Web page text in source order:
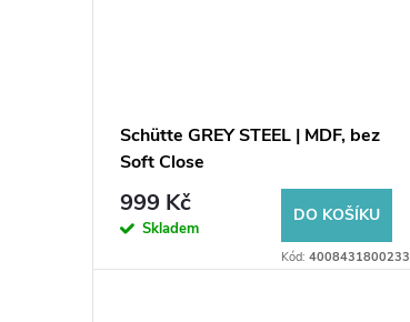
Schütte GREY STEEL | MDF, bez
Soft Close
999 Kč
Skladem
DO KOŠÍKU
Kód:4008431800233